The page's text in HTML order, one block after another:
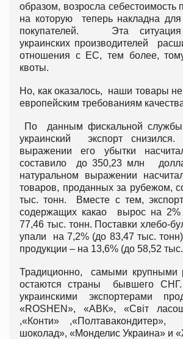
образом, возросла себестоимость
на которую теперь накладна для
покупателей. Эта
украинских производителей
отношения с ЕС, тем более,
квоты.
Но, как оказалось, наши товары не
европейским требованиям
По данным фискальной
украинский экспорт
выражении его убытки
составило до 350,23 млн
натуральном выражении
товаров, проданных за рубежом,
тыс. тонн. Вместе с тем,
содержащих какао вырос на 2%
77,46 тыс. тонн. Поставки хлебо-
упали на 7,2% (до 83,47 тыс.
продукции – на 13,6% (до 58,52
Традиционно, самыми крупными
остаются страны бывшего
украинскими экспортерами
«ROSHEN», «АВК», «Світ
,«Конти»
шоколад», «Монделис Украина» и